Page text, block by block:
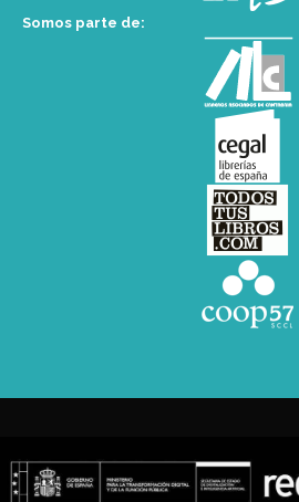
Somos parte de: